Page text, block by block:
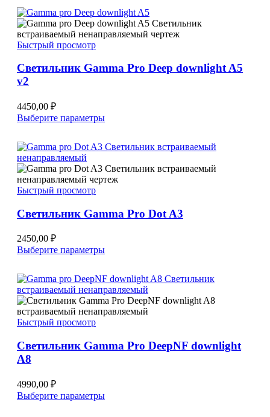
Быстрый просмотр
Светильник Gamma Pro Deep downlight A5
v2
4450,00 ₽
Выберите параметрыЭтот
несколько
Опции
можно
странице
Быстрый просмотр
Светильник Gamma Pro Dot A3
2450,00 ₽
Выберите параметрыЭтот
несколько
вариаций.
Опции
можно
странице
Быстрый просмотр
Светильник Gamma Pro DeepNF downlight
A8
4990,00 ₽
Выберите параметрыЭтот